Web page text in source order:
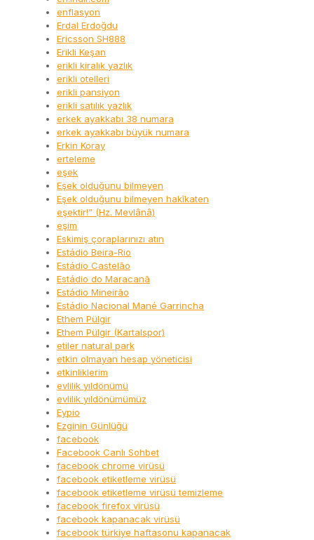
enflasyon
Erdal Erdoğdu
Ericsson SH888
Erikli Keşan
erikli kiralık yazlık
erikli otelleri
erikli pansiyon
erikli satılık yazlık
erkek ayakkabı 38 numara
erkek ayakkabı büyük numara
Erkin Koray
erteleme
eşek
Eşek olduğunu bilmeyen
Eşek olduğunu bilmeyen hakîkaten
eşektir!” (Hz. Mevlânâ)
eşim
Eskimiş çoraplarınızı atın
Estádio Beira-Rio
Estádio Castelão
Estádio do Maracanã
Estádio Mineirão
Estádio Nacional Mané Garrincha
Ethem Pülgir
Ethem Pülgir (Kartalspor)
etiler natural park
etkin olmayan hesap yöneticisi
etkinliklerim
evlilik yıldönümü
evlilik yıldönümümüz
Eypio
Ezginin Günlüğü
facebook
Facebook Canlı Sohbet
facebook chrome virüsü
facebook etiketleme virüsü
facebook etiketleme virüsü temizleme
facebook firefox virüsü
facebook kapanacak virüsü
facebook türkiye haftasonu kapanacak